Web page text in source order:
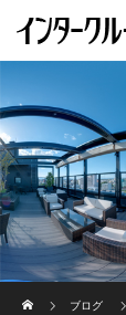
ブログ